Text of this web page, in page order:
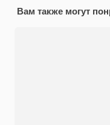
Вам также могут